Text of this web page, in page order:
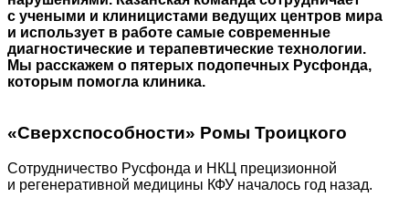
с учеными и клиницистами ведущих центров мира
и использует в работе самые современные
диагностические и терапевтические технологии.
Мы расскажем о пятерых подопечных Русфонда,
которым помогла клиника.
«Сверхспособности» Ромы Троицкого
Сотрудничество Русфонда и НКЦ прецизионной
и регенеративной медицины КФУ началось год назад.